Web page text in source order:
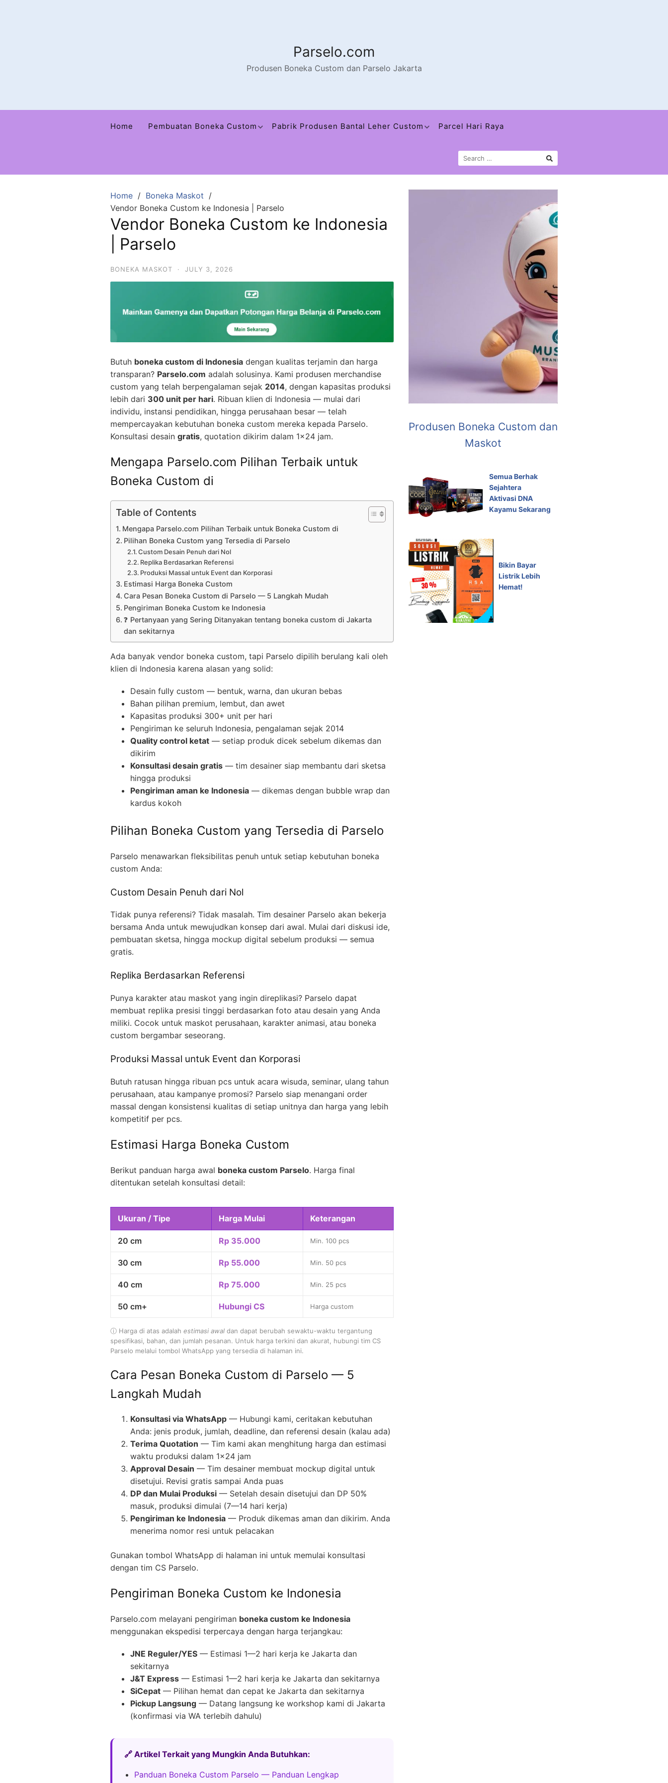
Parselo.com
Produsen Boneka Custom dan Parselo Jakarta
Home Pembuatan Boneka Custom Pabrik Produsen Bantal Leher Custom Parcel Hari Raya
Home
Boneka Maskot
Vendor Boneka Custom ke Indonesia | Parselo
Vendor Boneka Custom ke Indonesia
| Parselo
BONEKA MASKOT · JULY 3, 2026
Butuh boneka custom di Indonesia dengan kualitas terjamin dan harga
transparan? Parselo.com adalah solusinya. Kami produsen merchandise
custom yang telah berpengalaman sejak 2014, dengan kapasitas produksi
lebih dari 300 unit per hari. Ribuan klien di Indonesia — mulai dari
individu, instansi pendidikan, hingga perusahaan besar — telah
mempercayakan kebutuhan boneka custom mereka kepada Parselo.
Konsultasi desain gratis, quotation dikirim dalam 1×24 jam.
Mengapa Parselo.com Pilihan Terbaik untuk
Boneka Custom di
Table of Contents
Mengapa Parselo.com Pilihan Terbaik untuk Boneka Custom di
Pilihan Boneka Custom yang Tersedia di Parselo
Custom Desain Penuh dari Nol
Replika Berdasarkan Referensi
Produksi Massal untuk Event dan Korporasi
Estimasi Harga Boneka Custom
Cara Pesan Boneka Custom di Parselo — 5 Langkah Mudah
Pengiriman Boneka Custom ke Indonesia
❓ Pertanyaan yang Sering Ditanyakan tentang boneka custom di Jakarta
dan sekitarnya
Ada banyak vendor boneka custom, tapi Parselo dipilih berulang kali oleh
klien di Indonesia karena alasan yang solid:
Desain fully custom — bentuk, warna, dan ukuran bebas
Bahan pilihan premium, lembut, dan awet
Kapasitas produksi 300+ unit per hari
Pengiriman ke seluruh Indonesia, pengalaman sejak 2014
Quality control ketat — setiap produk dicek sebelum dikemas dan
dikirim
Konsultasi desain gratis — tim desainer siap membantu dari sketsa
hingga produksi
Pengiriman aman ke Indonesia — dikemas dengan bubble wrap dan
kardus kokoh
Pilihan Boneka Custom yang Tersedia di Parselo
Parselo menawarkan fleksibilitas penuh untuk setiap kebutuhan boneka
custom Anda:
Custom Desain Penuh dari Nol
Tidak punya referensi? Tidak masalah. Tim desainer Parselo akan bekerja
bersama Anda untuk mewujudkan konsep dari awal. Mulai dari diskusi ide,
pembuatan sketsa, hingga mockup digital sebelum produksi — semua
gratis.
Replika Berdasarkan Referensi
Punya karakter atau maskot yang ingin direplikasi? Parselo dapat
membuat replika presisi tinggi berdasarkan foto atau desain yang Anda
miliki. Cocok untuk maskot perusahaan, karakter animasi, atau boneka
custom bergambar seseorang.
Produksi Massal untuk Event dan Korporasi
Butuh ratusan hingga ribuan pcs untuk acara wisuda, seminar, ulang tahun
perusahaan, atau kampanye promosi? Parselo siap menangani order
massal dengan konsistensi kualitas di setiap unitnya dan harga yang lebih
kompetitif per pcs.
Estimasi Harga Boneka Custom
Berikut panduan harga awal boneka custom Parselo. Harga final
ditentukan setelah konsultasi detail:
Ukuran / Tipe Harga Mulai Keterangan
20 cm Rp 35.000 Min. 100 pcs
30 cm Rp 55.000 Min. 50 pcs
40 cm Rp 75.000 Min. 25 pcs
50 cm+ Hubungi CS Harga custom
ⓘ Harga di atas adalah estimasi awal dan dapat berubah sewaktu-waktu tergantung
spesifikasi, bahan, dan jumlah pesanan. Untuk harga terkini dan akurat, hubungi tim CS
Parselo melalui tombol WhatsApp yang tersedia di halaman ini.
Cara Pesan Boneka Custom di Parselo — 5
Langkah Mudah
Konsultasi via WhatsApp — Hubungi kami, ceritakan kebutuhan
Anda: jenis produk, jumlah, deadline, dan referensi desain (kalau ada)
Terima Quotation — Tim kami akan menghitung harga dan estimasi
waktu produksi dalam 1×24 jam
Approval Desain — Tim desainer membuat mockup digital untuk
disetujui. Revisi gratis sampai Anda puas
DP dan Mulai Produksi — Setelah desain disetujui dan DP 50%
masuk, produksi dimulai (7—14 hari kerja)
Pengiriman ke Indonesia — Produk dikemas aman dan dikirim. Anda
menerima nomor resi untuk pelacakan
Gunakan tombol WhatsApp di halaman ini untuk memulai konsultasi
dengan tim CS Parselo.
Pengiriman Boneka Custom ke Indonesia
Parselo.com melayani pengiriman boneka custom ke Indonesia
menggunakan ekspedisi terpercaya dengan harga terjangkau:
JNE Reguler/YES — Estimasi 1—2 hari kerja ke Jakarta dan
sekitarnya
J&T Express — Estimasi 1—2 hari kerja ke Jakarta dan sekitarnya
SiCepat — Pilihan hemat dan cepat ke Jakarta dan sekitarnya
Pickup Langsung — Datang langsung ke workshop kami di Jakarta
(konfirmasi via WA terlebih dahulu)
🔗 Artikel Terkait yang Mungkin Anda Butuhkan:
Panduan Boneka Custom Parselo — Panduan Lengkap
Produsen Boneka Custom dan
Maskot
Semua Berhak
Sejahtera
Aktivasi DNA
Kayamu Sekarang
Bikin Bayar
Listrik Lebih
Hemat!